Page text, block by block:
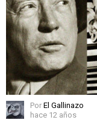
Por El Gallinazo
hace 12 años